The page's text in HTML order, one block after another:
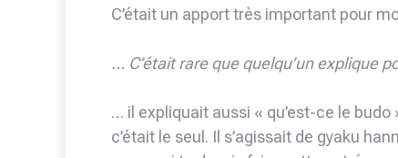
C’était un apport très important pour
… C’était rare que quelqu’un explique
… il expliquait aussi « qu’est-ce le budo
c’était le seul. Il s’agissait de gyaku